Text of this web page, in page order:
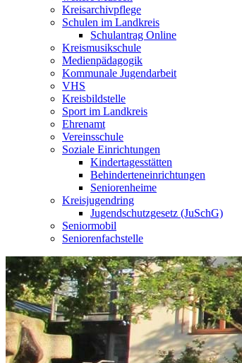
Kreisarchivpflege
Schulen im Landkreis
Schulantrag Online
Kreismusikschule
Medienpädagogik
Kommunale Jugendarbeit
VHS
Kreisbildstelle
Sport im Landkreis
Ehrenamt
Vereinsschule
Soziale Einrichtungen
Kindertagesstätten
Behinderteneinrichtungen
Seniorenheime
Kreisjugendring
Jugendschutzgesetz (JuSchG)
Seniormobil
Seniorenfachstelle